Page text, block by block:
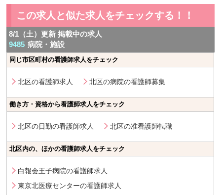
この求人と似た求人をチェックする！！
8/1（土）更新 掲載中の求人
9485 病院・施設
同じ市区町村の看護師求人をチェック
北区の看護師求人 北区の病院の看護師募集
働き方・資格から看護師求人をチェック
北区の日勤の看護師求人 北区の准看護師転職
北区内の、ほかの看護師求人をチェック
白報会王子病院の看護師求人
東京北医療センターの看護師求人